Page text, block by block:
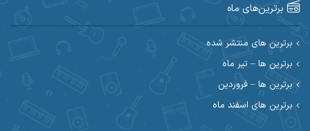
احسان امیدوار
احسان حیدری احسان دریادل
احسان رمضانی احسان علیانی
احسان کریمی احسان کمری
برترین‌های ماه
برترین های منتشر شده
برترین ها – تیر ماه
برترین ها – فروردین
برترین های اسفند ماه